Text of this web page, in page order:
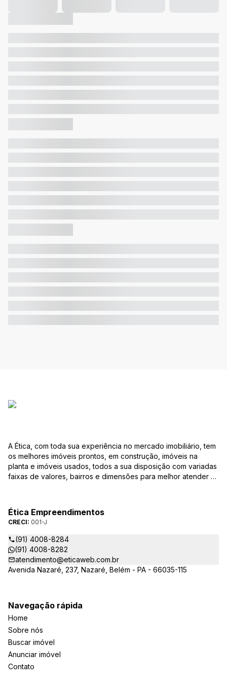
A Ética, com toda sua experiência no mercado imobiliário, tem
os melhores imóveis prontos, em construção, imóveis na
planta e imóveis usados, todos a sua disposição com variadas
faixas de valores, bairros e dimensões para melhor atender as
sempre prontos para responder-lhe todas as suas dúvidas
sobre casas, apartamentos, terrenos, salas comerciais e
outros produtos imobiliários.
Ética Empreendimentos
CRECI: 001-J
(91) 4008-8284
(91) 4008-8282
atendimento@eticaweb.com.br
Avenida Nazaré, 237, Nazaré, Belém - PA - 66035-115
Navegação rápida
Home
Sobre nós
Buscar imóvel
Anunciar imóvel
Contato